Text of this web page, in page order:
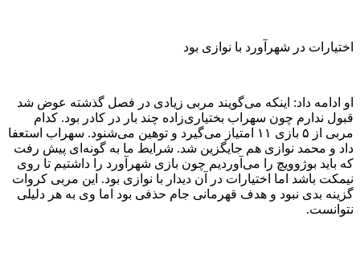
اختیارات در شهرآورد با نوازی بود
او ادامه داد: اینکه می‌گویند مربی زیادی در فصل گذشته عوض شد
قبول ندارم چون سهراب بختیاری‌زاده چند بار در کادر بود. کدام
مربی از ۵ بازی ۱۱ امتیاز می‌گیرد و توهین می‌شنود. سهراب استعفا
داد و محمد نوازی هم جایگزین شد. شرایط ما به گونه‌ای پیش رفت
که باید بوژوویچ را می‌آوردیم چون بازی شهرآورد را داشتیم تا روی
نیمکت باشد اما اختیارات در آن دیدار با نوازی بود. این مربی کروات
گزینه بدی نبود و هدف قهرمانی جام حذفی بود اما وی به هر دلیلی
نتوانست.